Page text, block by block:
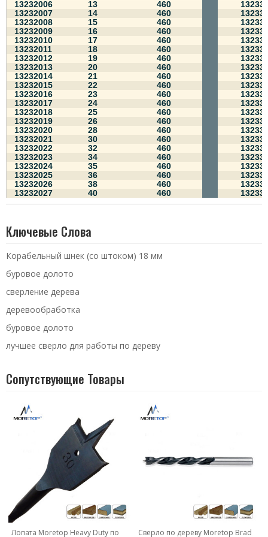
13232006
13 460
13232007
14 460
13232008
15 460
13232009
16 460
13232010
17 460
13232011
18 460
13232012
19 460
13232013
20 460
13232014
21 460
13232015
22 460
13232016
23 460
13232017
24 460
13232018
25 460
13232019
26 460
13232020
28 460
13232021
30 460
13232022
32 460
13232023
34 460
13232024
35 460
13232025
36 460
13232026
38 460
13232027
40 460
Ключевые Слова
Корабельный шнек (со штоком) 18 мм
буровое долото
сверление дерева
деревообработка
буровое долото
лучшее сверло для работы по дереву
Сопутствующие Товары
Лопата Moretop Heavy Duty по
Сверло по дереву Moretop Brad